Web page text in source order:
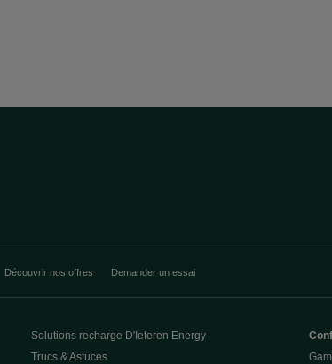
Découvrir nos offres Demander un essai
Solutions recharge D'Ieteren Energy
Trucs & Astuces